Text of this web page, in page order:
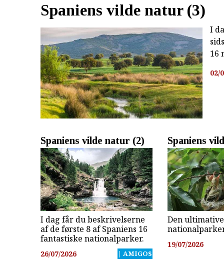
Spaniens vilde natur (3)
I
16
02/
Spaniens vilde natur (2)
I dag får du beskrivelserne
af de første 8 af Spaniens 16
fantastiske nationalparker.
26/07/2026 | AMIGOS
Spaniens
Den
19/07/2026